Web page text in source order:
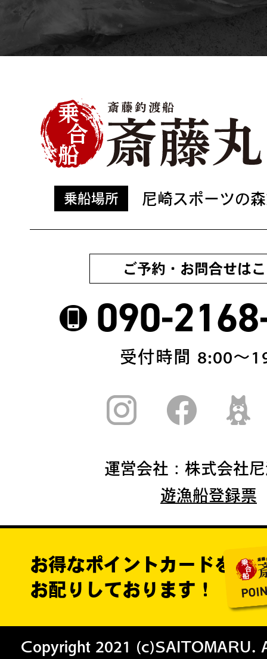
乗船場所 尼崎スポーツの
ご予約・お問合せは
090-
受付時間 8:00〜
運営会社：株式会社
遊漁船登録票
お得なポイントカードを
お配りしております！
Copyright 2021 (c)SAITOMARU.